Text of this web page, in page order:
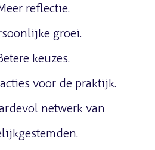
reflectie.
groei.
keuzes.
voor de praktijk.
netwerk van